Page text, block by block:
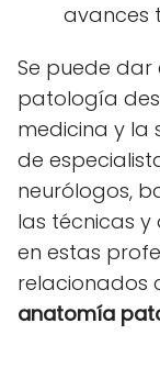
avances
Se puede dar
patología
medicina y la
de
neurólogos,
las técnicas y
en estas
relacionados
anatomía